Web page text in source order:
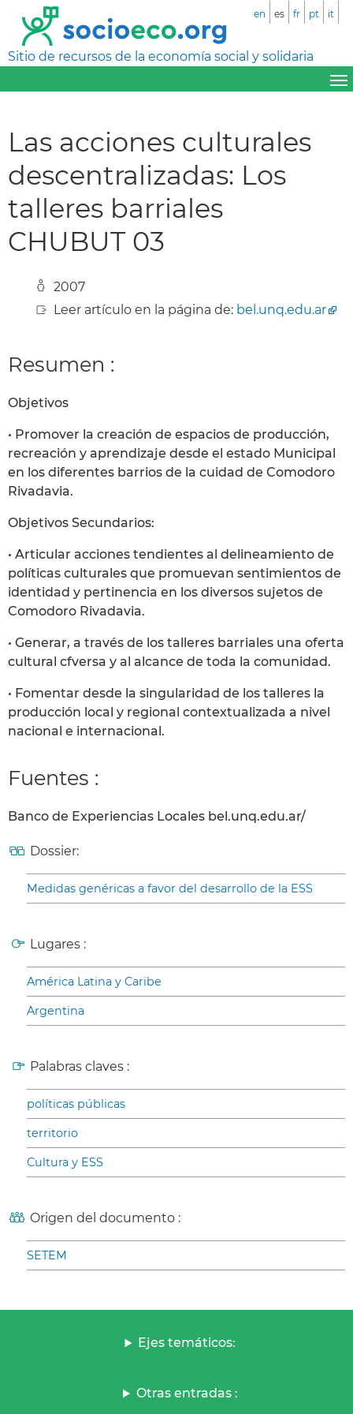
Sitio de recursos de la economía social y solidaria
en es fr pt it
Las acciones culturales
descentralizadas: Los
talleres barriales
CHUBUT 03
2007
Leer artículo en la página de: bel.unq.edu.ar
Resumen :
Objetivos
• Promover la creación de espacios de producción,
recreación y aprendizaje desde el estado Municipal
en los diferentes barrios de la cuidad de Comodoro
Rivadavia.
Objetivos Secundarios:
• Articular acciones tendientes al delineamiento de
políticas culturales que promuevan sentimientos de
identidad y pertinencia en los diversos sujetos de
Comodoro Rivadavia.
• Generar, a través de los talleres barriales una oferta
cultural cfversa y al alcance de toda la comunidad.
• Fomentar desde la singularidad de los talleres la
producción local y regional contextualizada a nivel
nacional e internacional.
Fuentes :
Banco de Experiencias Locales bel.unq.edu.ar/
Dossier:
Medidas genéricas a favor del desarrollo de la ESS
Lugares :
América Latina y Caribe
Argentina
Palabras claves :
políticas públicas
territorio
Cultura y ESS
Origen del documento :
SETEM
Ejes temáticos:
Otras entradas :